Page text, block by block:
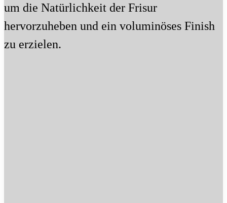
um die Natürlichkeit der Frisur
hervorzuheben und ein voluminöses Finish
zu erzielen.